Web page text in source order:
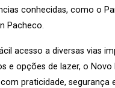
conhecidas, como o
Pacheco.
acesso a diversas vias
e opções de lazer, o
praticidade, segurança